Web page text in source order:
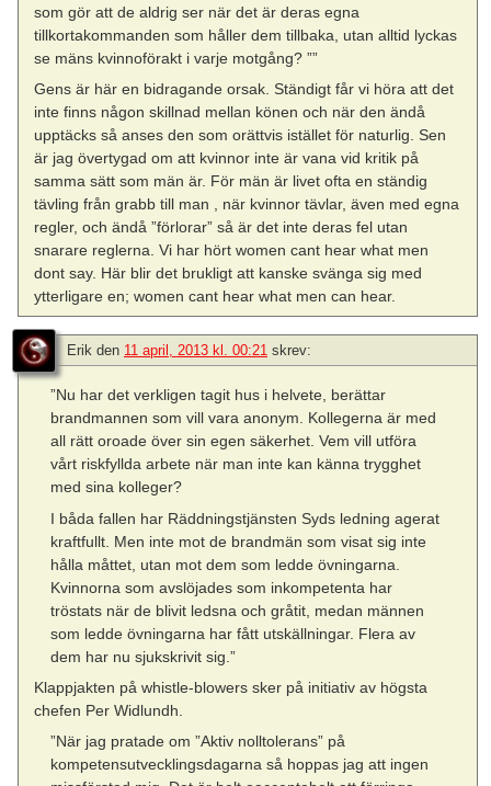
som gör att de aldrig ser när det är deras egna
tillkortakommanden som håller dem tillbaka, utan alltid lyckas
se mäns kvinnoförakt i varje motgång? ””
Gens är här en bidragande orsak. Ständigt får vi höra att det
inte finns någon skillnad mellan könen och när den ändå
upptäcks så anses den som orättvis istället för naturlig. Sen
är jag övertygad om att kvinnor inte är vana vid kritik på
samma sätt som män är. För män är livet ofta en ständig
tävling från grabb till man , när kvinnor tävlar, även med egna
regler, och ändå ”förlorar” så är det inte deras fel utan
snarare reglerna. Vi har hört women cant hear what men
dont say. Här blir det brukligt att kanske svänga sig med
ytterligare en; women cant hear what men can hear.
Erik den 11 april, 2013 kl. 00:21 skrev:
”Nu har det verkligen tagit hus i helvete, berättar
brandmannen som vill vara anonym. Kollegerna är med
all rätt oroade över sin egen säkerhet. Vem vill utföra
vårt riskfyllda arbete när man inte kan känna trygghet
med sina kolleger?
I båda fallen har Räddningstjänsten Syds ledning agerat
kraftfullt. Men inte mot de brandmän som visat sig inte
hålla måttet, utan mot dem som ledde övningarna.
Kvinnorna som avslöjades som inkompetenta har
tröstats när de blivit ledsna och gråtit, medan männen
som ledde övningarna har fått utskällningar. Flera av
dem har nu sjukskrivit sig.”
Klappjakten på whistle-blowers sker på initiativ av högsta
chefen Per Widlundh.
”När jag pratade om ”Aktiv nolltolerans” på
kompetensutvecklingsdagarna så hoppas jag att ingen